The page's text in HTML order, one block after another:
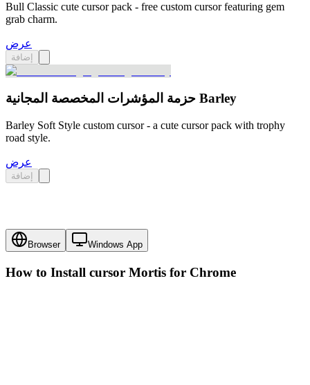
Bull Classic cute cursor pack - free custom cursor featuring gem
grab charm.
عرض
إضافة
حزمة المؤشرات المخصصة المجانية Barley
Barley Soft Style custom cursor - a cute cursor pack with trophy
road style.
عرض
إضافة
Browser Windows App
How to Install cursor Mortis for Chrome